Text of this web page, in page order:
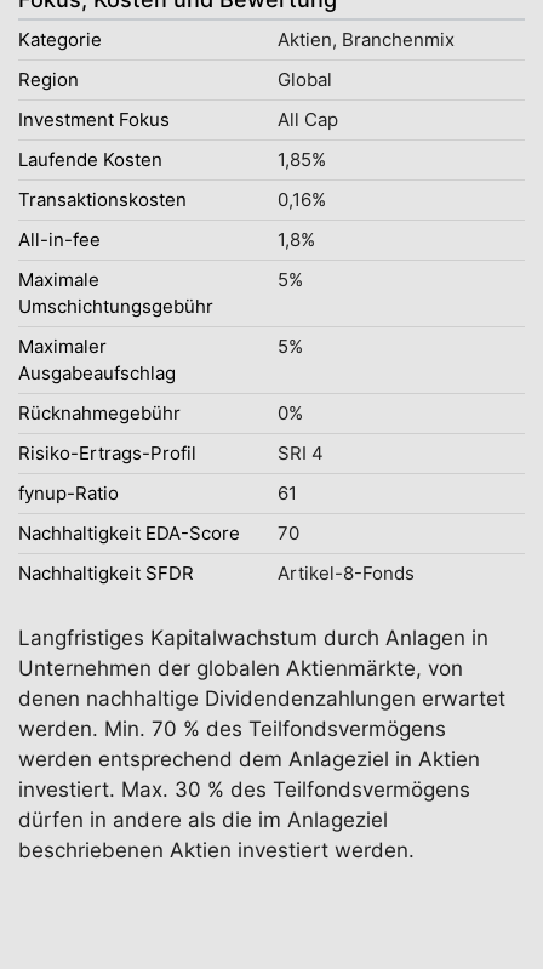
Kategorie
Aktien, Branchenmix
Region
Global
Investment Fokus
All Cap
Laufende Kosten
1,85%
Transaktionskosten
0,16%
All-in-fee
1,8%
Maximale
Umschichtungsgebühr
5%
Maximaler
Ausgabeaufschlag
5%
Rücknahmegebühr
0%
Risiko-Ertrags-Profil
SRI 4
fynup-Ratio
61
Nachhaltigkeit EDA-Score
70
Nachhaltigkeit SFDR
Artikel-8-Fonds
Langfristiges Kapitalwachstum durch Anlagen in
Unternehmen der globalen Aktienmärkte, von
denen nachhaltige Dividendenzahlungen erwartet
werden. Min. 70 % des Teilfondsvermögens
werden entsprechend dem Anlageziel in Aktien
investiert. Max. 30 % des Teilfondsvermögens
dürfen in andere als die im Anlageziel
beschriebenen Aktien investiert werden.